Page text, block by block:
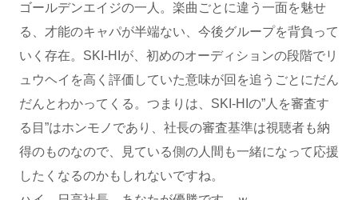
ゴールデンエイジの一人。楽曲ごとに違う一面を魅せ
る、才能のキャパが半端ない、今後グループを背負って
いく存在。SKI-HIが、初めのオーディションの段階でリ
ュウヘイを高く評価していた意味が回を追うごとにだん
だんとわかってくる。つまりは、SKI-HIの”人を審査す
る目”はホンモノであり、社長の審査基準は視聴者も納
得のものなので、見ている側の人間も一緒になって応援
したくなるのかもしれないですね。